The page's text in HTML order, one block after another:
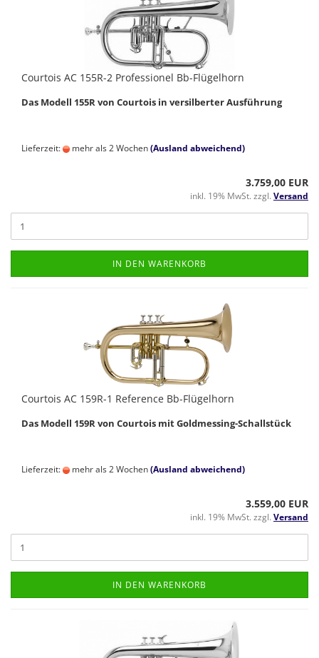
Courtois AC 155R-2 Professionel Bb-Flügelhorn
Das Modell 155R von Courtois in versilberter Ausführung
Lieferzeit: mehr als 2 Wochen(Ausland abweichend)
3.759,00 EUR
inkl. 19% MwSt. zzgl. Versand
IN DEN WARENKORB
Courtois AC 159R-1 Reference Bb-Flügelhorn
Das Modell 159R von Courtois mit Goldmessing-Schallstück
Lieferzeit: mehr als 2 Wochen(Ausland abweichend)
3.559,00 EUR
inkl. 19% MwSt. zzgl. Versand
IN DEN WARENKORB